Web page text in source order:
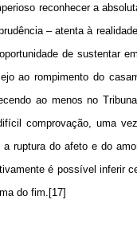
reconhecer a
– atenta à
de sustentar
ao rompimento do
ao menos no
comprovação, uma
ruptura do afeto e do
é possível inferir
do fim.[17]